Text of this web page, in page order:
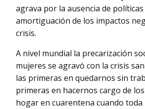
agrava por la ausencia de políticas
amortiguación de los impactos
crisis.
A nivel mundial la precarización
mujeres se agravó con la crisis
las primeras en quedarnos sin
primeras en hacernos cargo de
hogar en cuarentena cuando toda